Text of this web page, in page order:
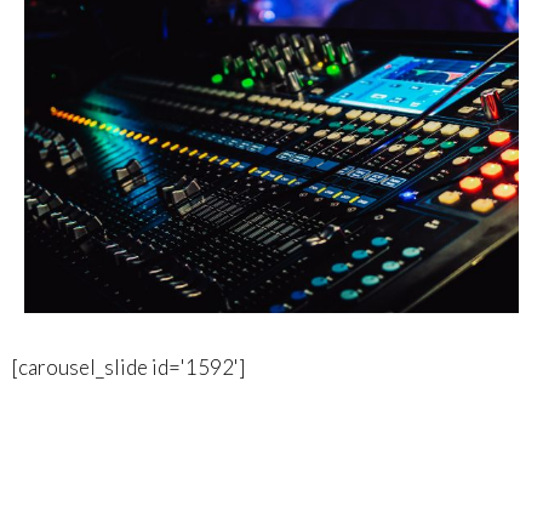
[carousel_slide id='1592']